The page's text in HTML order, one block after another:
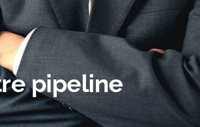
pipeline